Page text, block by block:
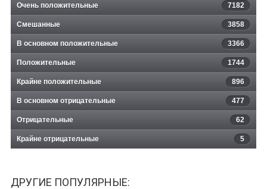
Очень положительные 7182
Смешанные 3858
В основном положительные 3366
Положительные 1744
Крайне положительные 896
В основном отрицательные 477
Отрицательные 62
Крайне отрицательные 5
ДРУГИЕ ПОПУЛЯРНЫЕ: